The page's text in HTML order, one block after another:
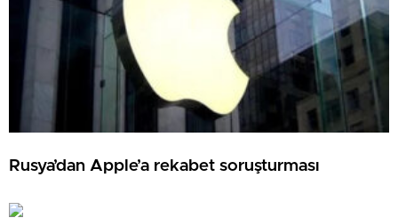
Rusya’dan Apple’a rekabet soruşturması